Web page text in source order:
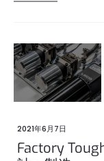
2021年6月7日
Factory